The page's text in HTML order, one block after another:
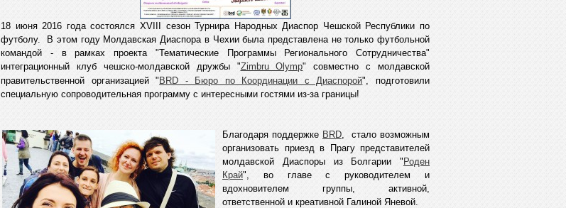
18 июня 2016 года состоялся XVIII сезон Турнира Народных Диаспор Чешской Республики по
футболу. B этом году Молдавская Диаспора в Чехии была представлена не только футбольной
командой - в рамках проекта "Тематические Программы Регионального Сотрудничества"
интеграционный клуб чешско-молдавской дружбы "Zimbru Olymp" совместно с молдавской
правительственной организацией " BRD - Бюро по Координации с Диаспорой", подготовили
специальную сопроводительная программу с интересными гостями из-за границы!
Благодаря поддержке BRD, стало возможным
организовать приезд в Прагу представителей
молдавской Диаспоры из Болгарии " Роден
Край", во главе с руководителем и
вдохновителем группы, активной,
ответственной и креативной Галиной Яневой.